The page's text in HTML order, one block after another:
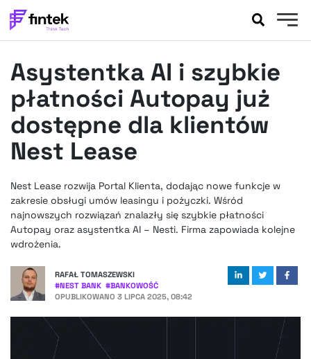
BANKOWOŚĆ
EVENTY
FELIETONY
WYWIADY
LEGAL
FINTEKEXTRA
OKIEM EKSPERTA
Asystentka AI i szybkie
płatności Autopay już
dostępne dla klientów
Nest Lease
Nest Lease rozwija Portal Klienta, dodając nowe funkcje w
zakresie obsługi umów leasingu i pożyczki. Wśród
najnowszych rozwiązań znalazły się szybkie płatności
Autopay oraz asystentka AI – Nesti. Firma zapowiada kolejne
wdrożenia.
RAFAŁ TOMASZEWSKI
#NEST BANK #BANKOWOŚĆ
OPUBLIKOWANO 3 LIPCA 2025, 08:42